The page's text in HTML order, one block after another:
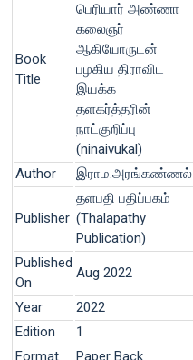
Book
Title
பெரியார் அண்ணா
கலைஞர்
ஆகியோருடன்
பழகிய திராவிட
இயக்க
தளகர்த்தரின்
நாட்குறிப்பு
(ninaivukal)
Author
இராம.அரங்கண்ணல்
Publisher
தளபதி பதிப்பகம்
(Thalapathy
Publication)
Published
On
Aug 2022
Year
2022
Edition
1
Format
Paper Back